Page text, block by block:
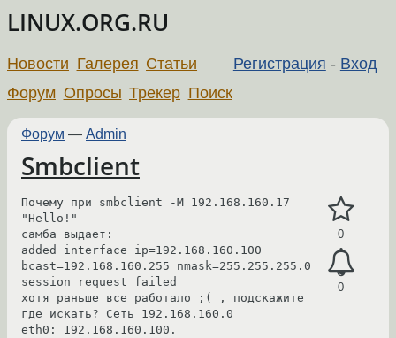
LINUX.ORG.RU
Регистрация - Вход
Новости Галерея Статьи
Форум Опросы Трекер Поиск
Форум — Admin
Smbclient
0
0
Почему при smbclient -M 192.168.160.17
"Hello!"
самба выдает:
added interface ip=192.168.160.100
bcast=192.168.160.255 nmask=255.255.255.0
session request failed
хотя раньше все работало ;( , подскажите
где искать? Сеть 192.168.160.0
eth0: 192.168.160.100.